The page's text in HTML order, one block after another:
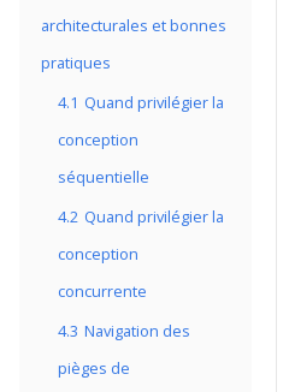
architecturales et bonnes
pratiques
4.1 Quand privilégier la
conception
séquentielle
4.2 Quand privilégier la
conception
concurrente
4.3 Navigation des
pièges de